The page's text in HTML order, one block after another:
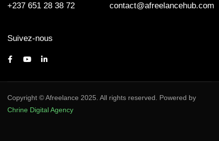
+237 651 28 38 72 contact@afreelancehub.com
Suivez-nous
Copyright © Afreelance 2025. All rights reserved. Powered by
Chrine Digital Agency